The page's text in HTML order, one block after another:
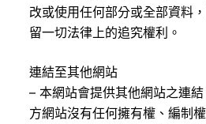
改或使用任何部分或全部資料
留一切法律上的追究權利。
連結至其他網站
– 本網站會提供其他網站之連
方網站沒有任何擁有權、編制